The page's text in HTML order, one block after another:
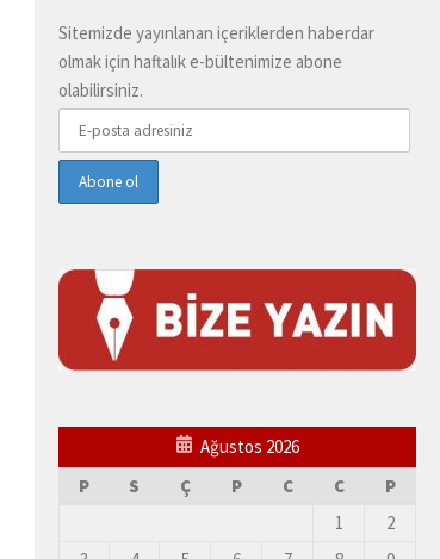
Sitemizde yayınlanan içeriklerden haberdar
olmak için haftalık e-bültenimize abone
olabilirsiniz.
Ağustos 2026
P
S Ç P C C
P
1
2